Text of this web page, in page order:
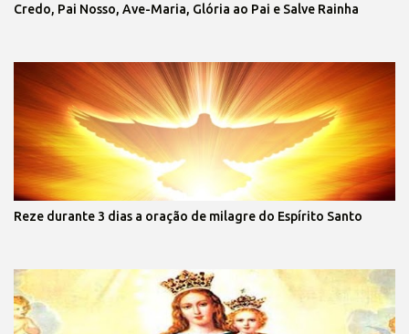
Credo, Pai Nosso, Ave-Maria, Glória ao Pai e Salve Rainha
Reze durante 3 dias a oração de milagre do Espírito Santo